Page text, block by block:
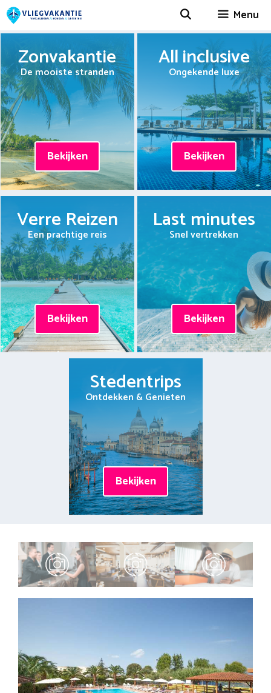
Spring
naar
Menu
Zonvakantie
De mooiste stranden
Bekijken
All inclusive
Ongekende luxe
Bekijken
Verre Reizen
Een prachtige reis
Bekijken
Last minutes
Snel vertrekken
Bekijken
Stedentrips
Ontdekken & Genieten
Bekijken